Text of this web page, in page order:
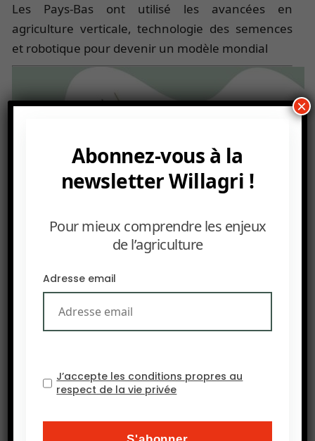
Les Pays-Bas ont utilisé les avancées en
agriculture verticale, technologie des semences
et robotique pour devenir un modèle mondial
Abonnez-vous à la
newsletter Willagri !
Pour mieux comprendre les enjeux
de l’agriculture
Adresse email
J’accepte les conditions propres au
respect de la vie privée
×